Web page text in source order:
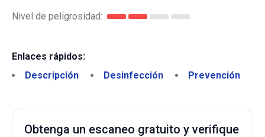
Nivel de peligrosidad:
Enlaces rápidos:
Descripción
Desinfección Prevención
Obtenga un escaneo gratuito y verifique